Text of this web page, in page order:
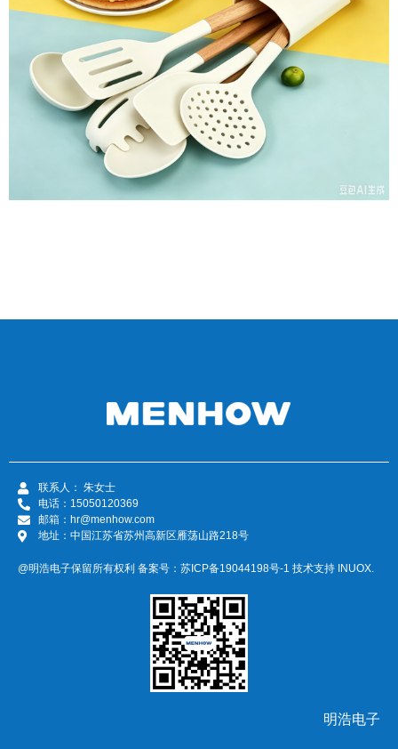
联系人： 朱女士
电话：15050120369
邮箱：hr@menhow.com
地址：中国江苏省苏州高新区雁荡山路218号
@明浩电子保留所有权利 备案号： 苏ICP备19044198号-1 技术支持 INUOX.
明浩电子